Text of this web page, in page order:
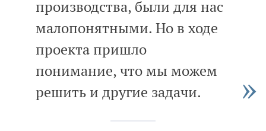
производства, были для нас
малопонятными. Но в ходе
проекта пришло
понимание, что мы можем
решить и другие задачи.